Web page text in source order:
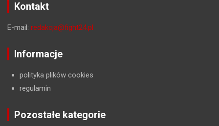
Kontakt
E-mail: redakcja@fight24.pl
Informacje
polityka plików cookies
regulamin
Pozostałe kategorie